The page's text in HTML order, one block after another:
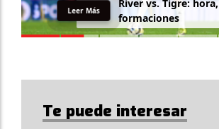
River vs. Tigre: hora,
formaciones
Leer Más
Te puede interesar